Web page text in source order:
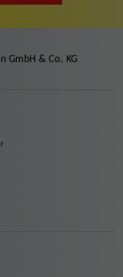
GmbH & Co. KG